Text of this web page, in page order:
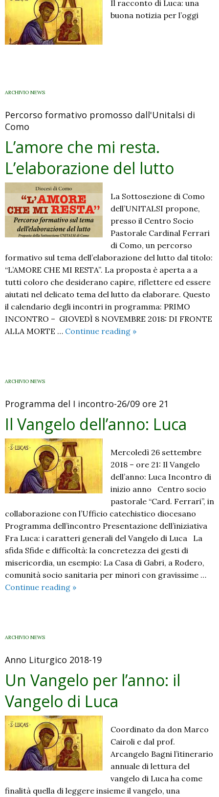
Il racconto di Luca: una
buona notizia per l’oggi
ARCHIVIO NEWS
Percorso formativo promosso dall'Unitalsi di
Como
L’amore che mi resta.
L’elaborazione del lutto
La Sottosezione di Como
dell’UNITALSI propone,
presso il Centro Socio
Pastorale Cardinal Ferrari
di Como, un percorso
formativo sul tema dell’elaborazione del lutto dal titolo:
“L’AMORE CHE MI RESTA’’. La proposta è aperta a a
tutti coloro che desiderano capire, riflettere ed essere
aiutati nel delicato tema del lutto da elaborare. Questo
il calendario degli incontri in programma: PRIMO
INCONTRO – GIOVEDÌ 8 NOVEMBRE 2018: DI FRONTE
ALLA MORTE … Continue reading L’amore
lutto
»
ARCHIVIO NEWS
Programma del I incontro-26/09 ore 21
Il Vangelo dell’anno: Luca
Mercoledì 26 settembre
2018 – ore 21: Il Vangelo
dell’anno: Luca Incontro di
inizio anno Centro socio
pastorale “Card. Ferrari”, in
collaborazione con l’Ufficio catechistico diocesano
Programma dell’incontro Presentazione dell’iniziativa
Fra Luca: i caratteri generali del Vangelo di Luca La
sfida Sfide e difficoltà: la concretezza dei gesti di
misericordia, un esempio: La Casa di Gabri, a Rodero,
comunità socio sanitaria per minori con gravissime …
Continue reading Il
»
ARCHIVIO NEWS
Anno Liturgico 2018-19
Un Vangelo per l’anno: il
Vangelo di Luca
Coordinato da don Marco
Cairoli e dal prof.
Arcangelo Bagni l’itinerario
annuale di lettura del
vangelo di Luca ha come
finalità quella di leggere insieme il vangelo, una